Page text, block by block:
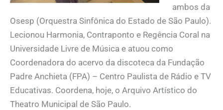
ambos da
Osesp (Orquestra Sinfônica do Estado de São Paulo).
Lecionou Harmonia, Contraponto e Regência Coral na
Universidade Livre de Música e atuou como
Coordenadora do acervo da discoteca da Fundação
Padre Anchieta (FPA) – Centro Paulista de Rádio e TV
Educativas. Coordena, hoje, o Arquivo Artístico do
Theatro Municipal de São Paulo.